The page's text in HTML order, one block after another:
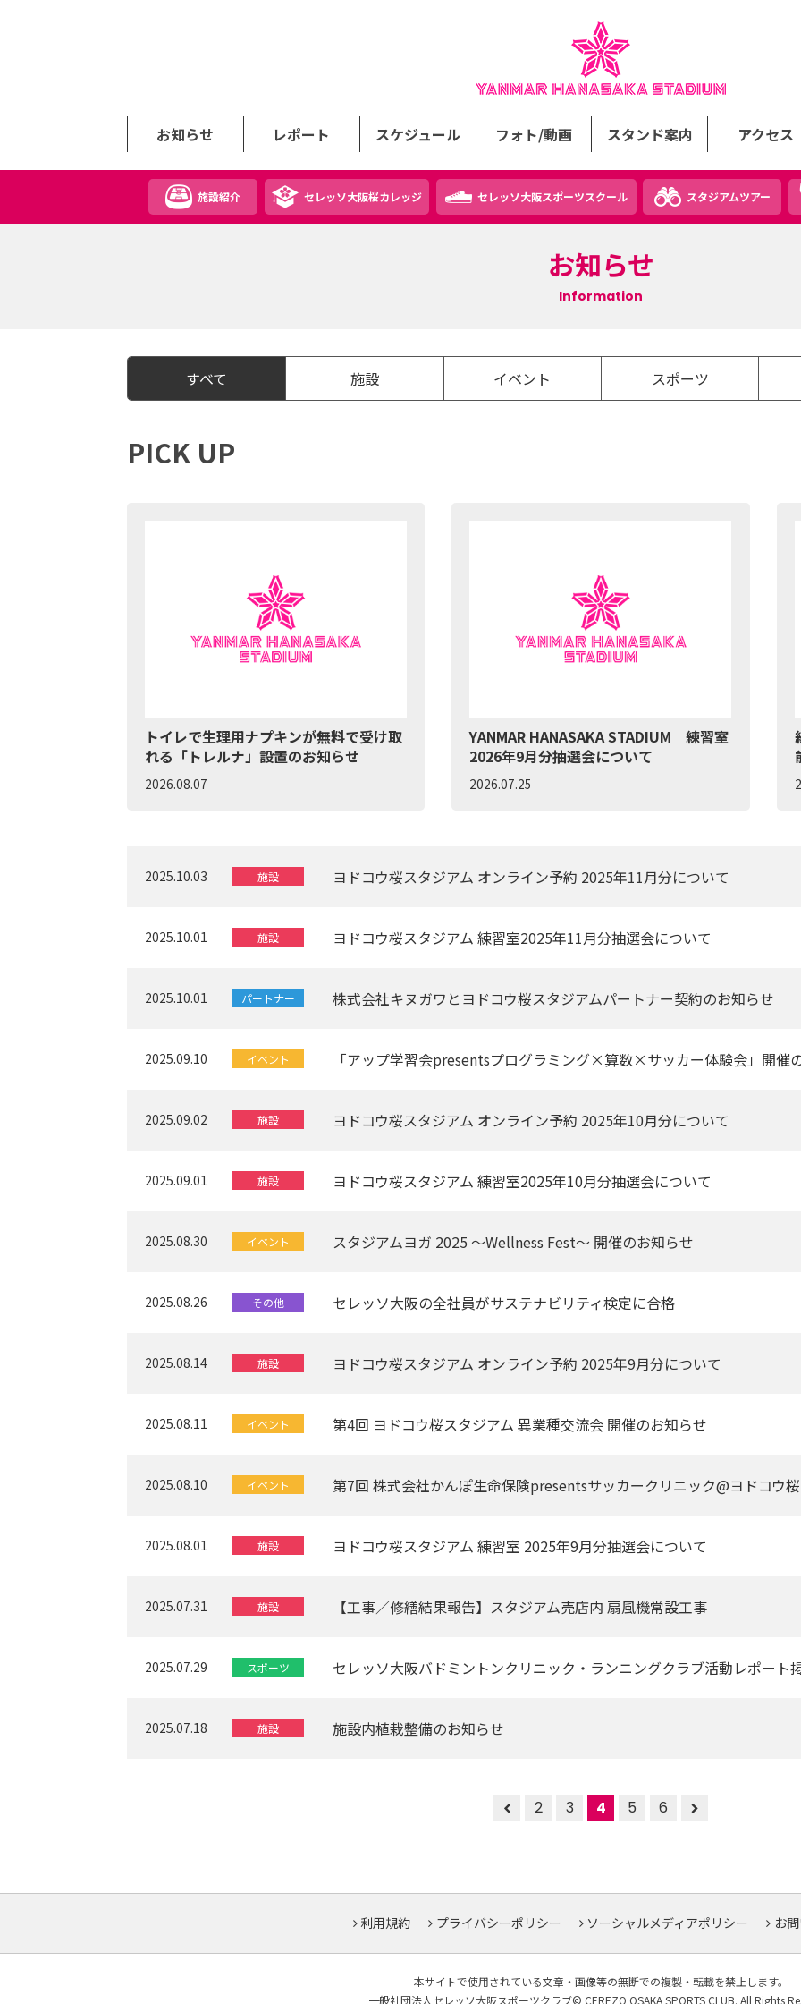
お知らせ レポート スケジュール フォト/動画 スタンド案内 アクセス
施設紹介 セレッソ大阪桜カレッジ セレッソ大阪スポーツスクール スタジアムツアー
お知らせ
Information
すべて 施設 イベント スポーツ
PICK UP
トイレで生理用ナプキンが無料で受け取
れる「トレルナ」設置のお知らせ
2026.08.07
YANMAR HANASAKA STADIUM 練習室
2026年9月分抽選会について
2026.07.25
2025.10.03 施設 ヨドコウ桜スタジアム オンライン予約 2025年11月分について
2025.10.01 施設 ヨドコウ桜スタジアム 練習室2025年11月分抽選会について
2025.10.01 パートナー 株式会社キヌガワとヨドコウ桜スタジアムパートナー契約のお知らせ
2025.09.10 イベント 「アップ学習会presentsプログラミング×算数×サッカー体験会」開催
2025.09.02 施設 ヨドコウ桜スタジアム オンライン予約 2025年10月分について
2025.09.01 施設 ヨドコウ桜スタジアム 練習室2025年10月分抽選会について
2025.08.30 イベント スタジアムヨガ 2025 〜Wellness Fest〜 開催のお知らせ
2025.08.26 その他 セレッソ大阪の全社員がサステナビリティ検定に合格
2025.08.14 施設 ヨドコウ桜スタジアム オンライン予約 2025年9月分について
2025.08.11 イベント 第4回 ヨドコウ桜スタジアム 異業種交流会 開催のお知らせ
2025.08.10 イベント 第7回 株式会社かんぽ生命保険presentsサッカークリニック@ヨドコウ
2025.08.01 施設 ヨドコウ桜スタジアム 練習室 2025年9月分抽選会について
2025.07.31 施設 【工事／修繕結果報告】スタジアム売店内 扇風機常設工事
2025.07.29 スポーツ セレッソ大阪バドミントンクリニック・ランニングクラブ活動レポート
2025.07.18 施設 施設内植栽整備のお知らせ
2 3 4 5 6
利用規約 プライバシーポリシー ソーシャルメディアポリシー お
本サイトで使用されている文章・画像等の無断での複製・転載を禁止します。
一般社団法人セレッソ大阪スポーツクラブ© CEREZO OSAKA SPORTS CLUB. All Rights